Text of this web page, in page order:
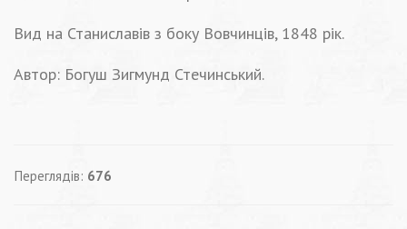
Вид на Станиславів з боку Вовчинців, 1848 рік.
Автор: Богуш Зигмунд Стечинський.
Переглядів: 676